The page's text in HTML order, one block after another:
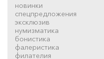
новинки
спецпредложения
эксклюзив
нумизматика
бонистика
фалеристика
филателия